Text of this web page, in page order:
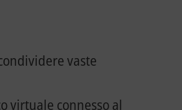
vaste
virtuale connesso al